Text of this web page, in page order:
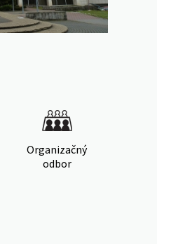
Organizačný
odbor